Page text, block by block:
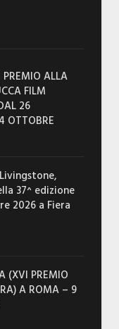
ALLA
FILM
26
OTTOBRE
37^ edizione
2026 a Fiera
(XVI PREMIO
A ROMA – 9